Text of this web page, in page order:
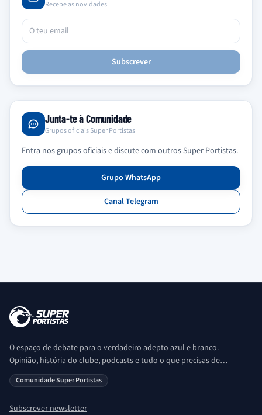
Recebe as novidades
Subscrever
Junta-te à Comunidade
Grupos oficiais Super Portistas
Entra nos grupos oficiais e discute com outros Super Portistas.
Grupo WhatsApp
Canal Telegram
O espaço de debate para o verdadeiro adepto azul e branco.
Opinião, história do clube, podcasts e tudo o que precisas de
saber sobre o universo Porto. Ser Porto é aqui!
Comunidade Super Portistas
Subscrever newsletter